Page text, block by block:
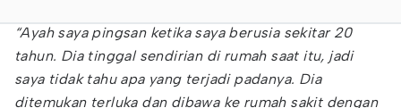
“Ayah saya pingsan ketika saya berusia sekitar 20
tahun. Dia tinggal sendirian di rumah saat itu, jadi
saya tidak tahu apa yang terjadi padanya. Dia
ditemukan terluka dan dibawa ke rumah sakit dengan